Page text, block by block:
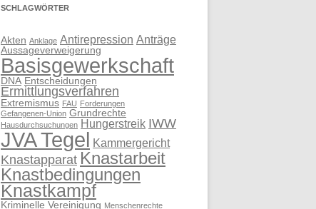
SCHLAGWÖRTER
Akten Anklage Antirepression Anträge
Aussageverweigerung
Basisgewerkschaft
DNA Entscheidungen
Ermittlungsverfahren
Extremismus FAU Forderungen
Gefangenen-Union Grundrechte
Hausdurchsuchungen Hungerstreik IWW
JVA Tegel Kammergericht
Knastapparat Knastarbeit
Knastbedingungen
Knastkampf
Kriminelle Vereinigung Menschenrechte